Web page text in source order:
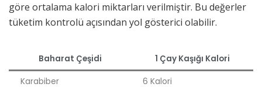
göre ortalama kalori miktarları verilmiştir. Bu değerler
tüketim kontrolü açısından yol gösterici olabilir.
Baharat Çeşidi 1 Çay Kaşığı Kalori
Karabiber 6 Kalori